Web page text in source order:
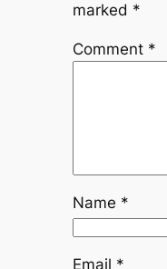
marked *
Comment *
Name *
Email *